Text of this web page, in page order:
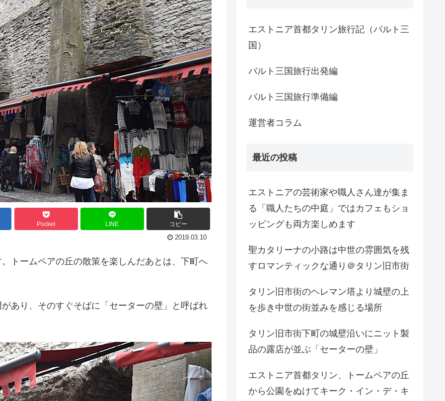
Pocket LINE
コピー
2019.03.10
トームペアの丘の散策を楽しんだあとは、下町へ
あり、そのすぐそばに「セーターの壁」と呼ばれ
エストニア首都タリン旅行記（バルト三
国）
バルト三国旅行出発編
バルト三国旅行準備編
運営者コラム
最近の投稿
エストニアの芸術家や職人さん達が集ま
る「職人たちの中庭」ではカフェもショ
ッピングも両方楽しめます
聖カタリーナの小路は中世の雰囲気を残
すロマンティックな通り＠タリン旧市街
タリン旧市街のヘレマン塔より城壁の上
を歩き中世の街並みを感じる場所
タリン旧市街下町の城壁沿いにニット製
品の露店が並ぶ「セーターの壁」
エストニア首都タリン、トームペアの丘
から公園をぬけてキーク・イン・デ・キ